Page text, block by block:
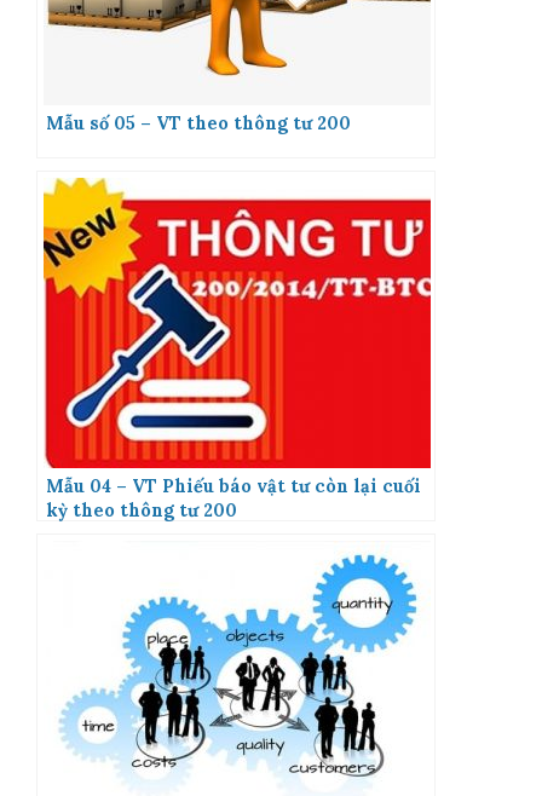
Mẫu số 05 – VT theo thông tư 200
Mẫu 04 – VT Phiếu báo vật tư còn lại cuối
kỳ theo thông tư 200